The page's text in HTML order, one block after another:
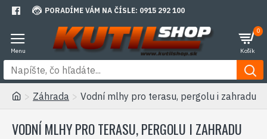
PORADÍME VÁM NA ČÍSLE: 0915 292 100
0
Záhrada Vodní mlhy pro terasu, pergolu i zahradu
VODNÍ MLHY PRO TERASU, PERGOLU I ZAHRADU